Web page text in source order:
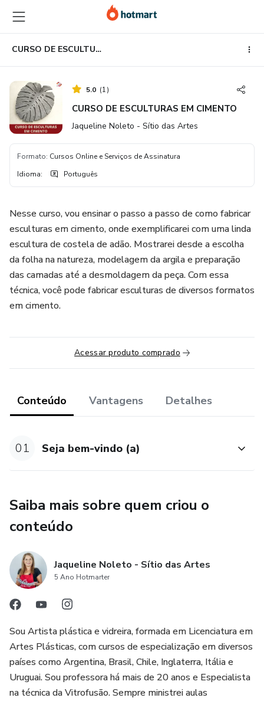
para
o
conteúdo
principal
para
o
pagamento
para
o
rodapé
CURSO DE ESCULTURAS EM CIMENTO
5.0 (1)
CURSO DE ESCULTURAS EM CIMENTO
Jaqueline Noleto - Sítio das Artes
Formato: Cursos Online e Serviços de Assinatura
Idioma: Português
Nesse curso, vou ensinar o passo a passo de como fabricar
esculturas em cimento, onde exemplificarei com uma linda
escultura de costela de adão. Mostrarei desde a escolha
da folha na natureza, modelagem da argila e preparação
das camadas até a desmoldagem da peça. Com essa
técnica, você pode fabricar esculturas de diversos formatos
em cimento.
Acessar produto comprado
Conteúdo Vantagens Detalhes
01 Seja bem-vindo (a)
Saiba mais sobre quem criou o
conteúdo
Jaqueline Noleto - Sítio das Artes
5 Ano Hotmarter
Sou Artista plástica e vidreira, formada em Licenciatura em
Artes Plásticas, com cursos de especialização em diversos
países como Argentina, Brasil, Chile, Inglaterra, Itália e
Uruguai. Sou professora há mais de 20 anos e Especialista
na técnica da Vitrofusão. Sempre ministrei aulas